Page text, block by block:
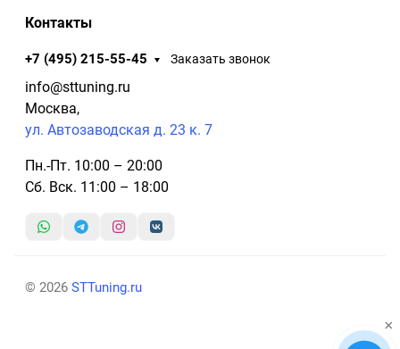
Контакты
+7 (495) 215-55-45 Заказать звонок
info@sttuning.ru
Москва,
ул. Автозаводская д. 23 к. 7
Пн.-Пт. 10:00 – 20:00
Сб. Вск. 11:00 – 18:00
© 2026 STTuning.ru
×